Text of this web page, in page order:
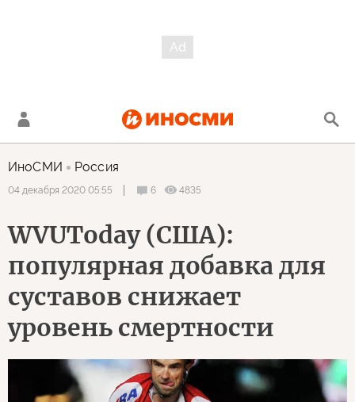
ИноСМИ Россия
04 декабря 2020 05:55 6 4835
WVUToday (США):
популярная добавка для
суставов снижает
уровень смертности